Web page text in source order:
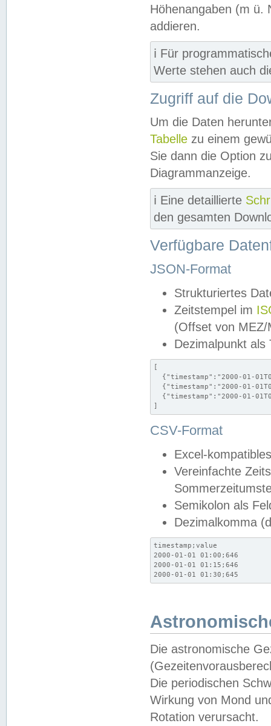
Höhenangaben (m ü.
addieren.
ℹ️ Für
Werte stehen auch
Zugriff auf die
Um die Daten
Tabelle zu einem
Sie dann die Option
Diagrammanzeige.
ℹ️ Eine detaillierte
den gesamten
Verfügbare
JSON-Format
Strukturiertes
Zeitstempel im
(Offset von MEZ/
Dezimalpunkt als
[
{"timestamp":"2000-01-
{"timestamp":"2000-01-
{"timestamp":"2000-01-
]
CSV-Format
Excel-
Vereinfachte
Semikolon als
Dezimalkomma
timestamp;value
2000-01-01 01:00;646
2000-01-01 01:15;646
2000-01-01 01:30;645
Die astronomische
Die periodischen
Wirkung von Mond
Rotation verursacht.